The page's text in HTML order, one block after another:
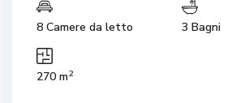
8 Camere da letto 3 Bagni
270 m2